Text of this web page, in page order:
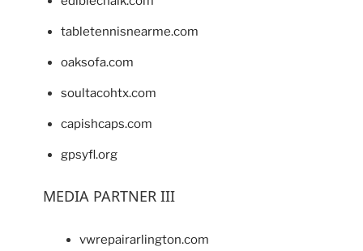
tabletennisnearme.com
oaksofa.com
soultacohtx.com
capishcaps.com
gpsyfl.org
MEDIA PARTNER III
vwrepairarlington.com